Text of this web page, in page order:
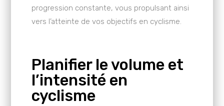
progression constante, vous propulsant ainsi
vers l’atteinte de vos objectifs en cyclisme.
Planifier le volume et
l’intensité en
cyclisme